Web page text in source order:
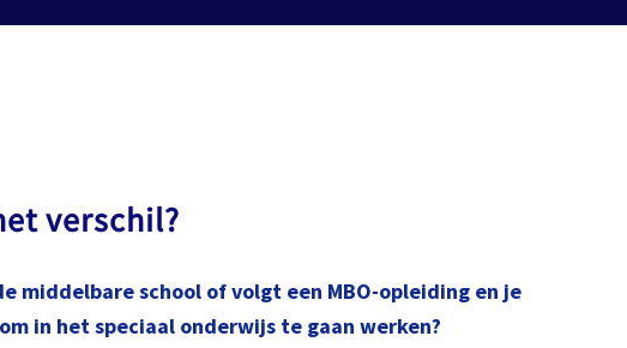
verschil?
middelbare school of volgt een MBO-opleiding en je
in het speciaal onderwijs te gaan werken?